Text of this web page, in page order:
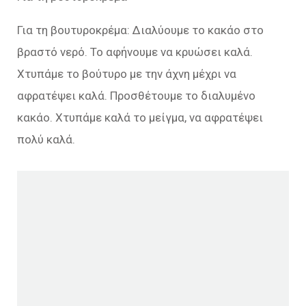
Για τη βουτυροκρέμα: Διαλύουμε το κακάο στο
βραστό νερό. Το αφήνουμε να κρυώσει καλά.
Χτυπάμε το βούτυρο με την άχνη μέχρι να
αφρατέψει καλά. Προσθέτουμε το διαλυμένο
κακάο. Χτυπάμε καλά το μείγμα, να αφρατέψει
πολύ καλά.